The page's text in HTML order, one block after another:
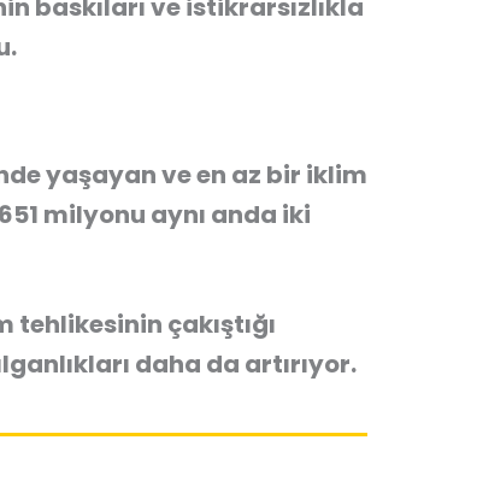
baskıları ve istikrarsızlıkla
yaşayan ve en az bir iklim
milyonu aynı anda iki
çakıştığı
daha da artırıyor.